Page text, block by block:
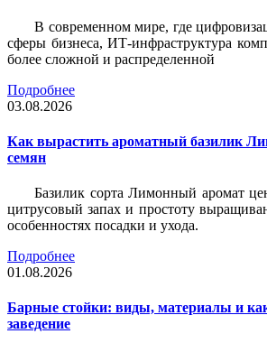
В современном мире, где
сферы бизнеса, ИТ-инфраструктура
более сложной и распределенной
Подробнее
03.08.2026
Как вырастить ароматный базилик
семян
Базилик сорта Лимонный аромат
цитрусовый запах и простоту
особенностях посадки и ухода.
Подробнее
01.08.2026
Барные стойки: виды, материалы и
заведение